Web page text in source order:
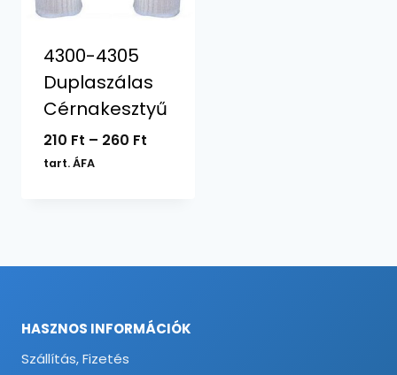
4300-4305
Duplaszálas
Cérnakesztyű
210 Ft – 260 FtÁrtartomány:
tart. ÁFA
HASZNOS INFORMÁCIÓK
Szállítás, Fizetés